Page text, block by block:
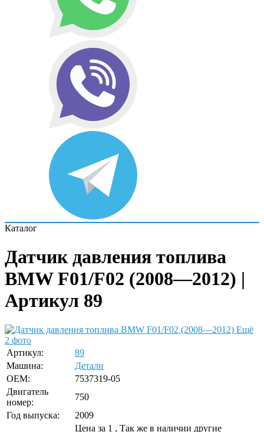
Каталог
Датчик давления топлива
BMW F01/F02 (2008—2012) |
Артикул 89
Ещё
2 фото
Артикул:
89
Машина:
Детали
OEM:
7537319-05
Двигатель
номер:
750
Год выпуска:
2009
Цена за 1 , Так же в наличии другие